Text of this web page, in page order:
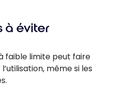
à éviter
faible limite peut faire
même si les